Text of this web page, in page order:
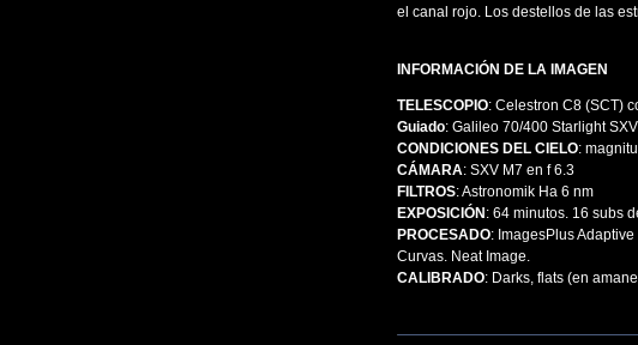
el canal rojo. Los destellos de las
INFORMACIÓN DE LA IMAGEN
TELESCOPIO: Celestron C8 (SCT)
Guiado: Galileo 70/400 Starlight
CONDICIONES DEL CIELO:
CÁMARA: SXV M7 en f 6.3
FILTROS: Astronomik Ha 6 nm
EXPOSICIÓN : 64 minutos. 16 subs
PROCESADO: ImagesPlus
Curvas. Neat Image.
CALIBRADO: Darks, flats (en